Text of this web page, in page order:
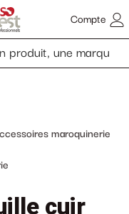
Compte
maroquinerie
cuir